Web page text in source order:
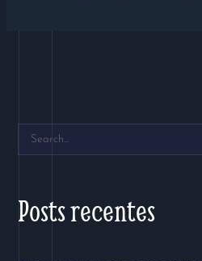
q
Posts recentes